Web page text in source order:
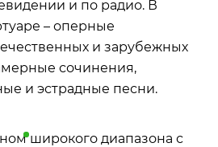
и по радио. В
– оперные
и зарубежных
сочинения,
и эстрадные песни.
широкого диапазона с